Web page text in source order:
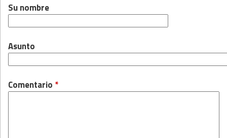
Su nombre
Asunto
Comentario *